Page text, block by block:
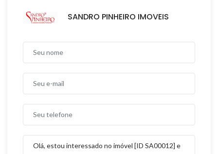
SANDRO PINHEIRO IMOVEIS